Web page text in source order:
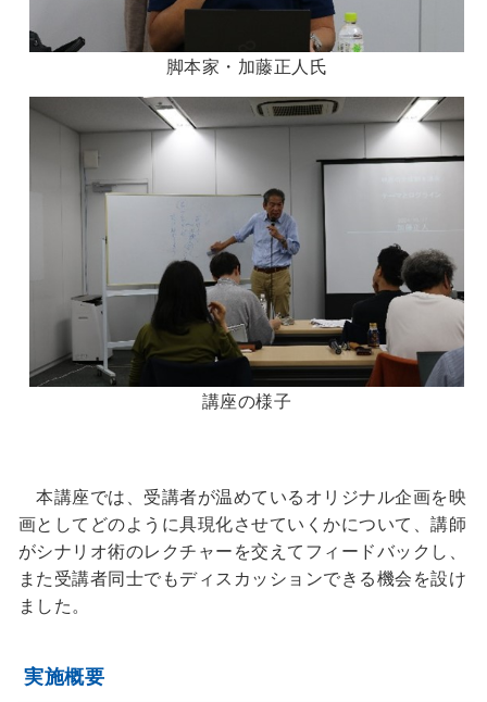
脚本家・加藤正人氏
講座の様子
本講座では、受講者が温めているオリジナル企画を映
画としてどのように具現化させていくかについて、講師
がシナリオ術のレクチャーを交えてフィードバックし、
また受講者同士でもディスカッションできる機会を設け
ました。
実施概要